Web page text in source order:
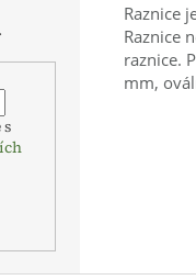
Raznice
Raznice
raznice.
mm,